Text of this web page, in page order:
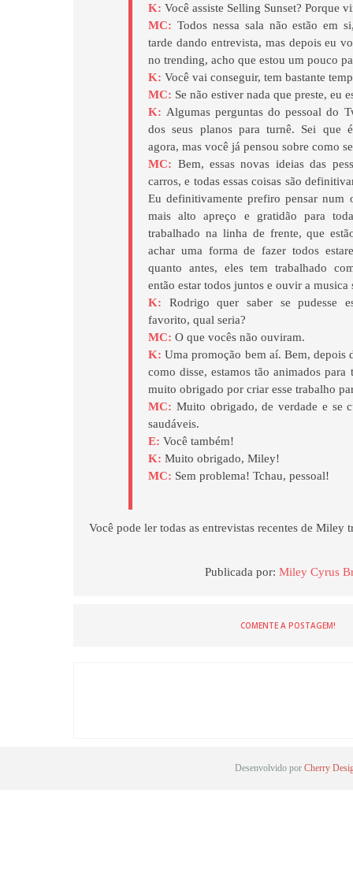
K: Você assiste Selling Sunset? Porque
MC: Todos nessa sala não estão em
tarde dando entrevista, mas depois eu
no trending, acho que estou um pouco
K:Você vai conseguir, tem bastante
MC: Se não estiver nada que preste, eu
K: Algumas perguntas do pessoal do
dos seus planos para turnê. Sei que
agora, mas você já pensou sobre como
MC: Bem, essas novas ideias das
carros, e todas essas coisas são
Eu definitivamente prefiro pensar num
mais alto apreço e gratidão para
trabalhado na linha de frente, que
achar uma forma de fazer todos
quanto antes, eles tem trabalhado
então estar todos juntos e ouvir a musica
K: Rodrigo quer saber se pudesse
favorito, qual seria?
MC: O que vocês não ouviram.
K: Uma promoção bem aí. Bem, depois
como disse, estamos tão animados para
muito obrigado por criar esse trabalho
MC: Muito obrigado, de verdade e se
saudáveis.
E: Você também!
K: Muito obrigado, Miley!
MC: Sem problema! Tchau, pessoal!
Você pode ler todas as entrevistas recentes de Miley
Publicada por:Miley Cyrus
COMENTE A POSTAGEM!
Desenvolvido por Cherry